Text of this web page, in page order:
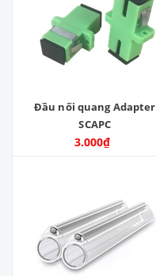
Đầu nối quang Adapter
SCAPC
3.000₫